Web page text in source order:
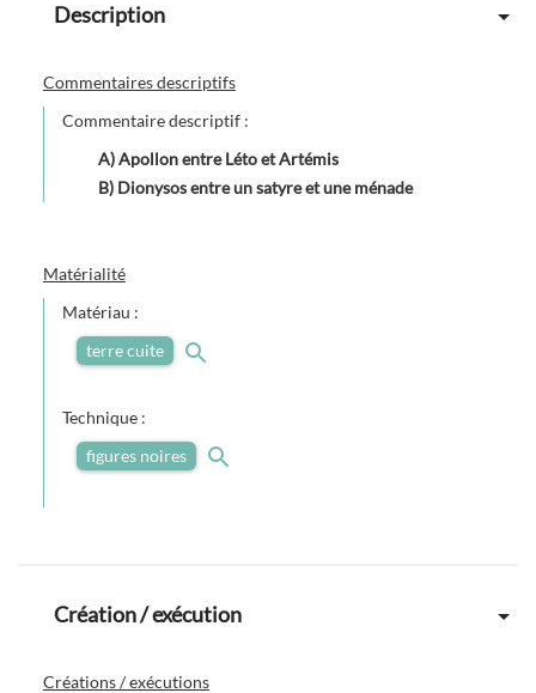
Description
Commentaires descriptifs
Commentaire descriptif :
A) Apollon entre Léto et Artémis
B) Dionysos entre un satyre et une ménade
Matérialité
Matériau :
terre cuite
Technique :
figures noires
Création / exécution
Créations / exécutions